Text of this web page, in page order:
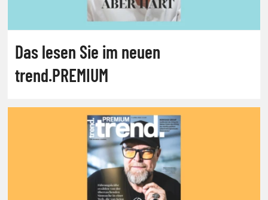
Das lesen Sie im neuen
trend.PREMIUM